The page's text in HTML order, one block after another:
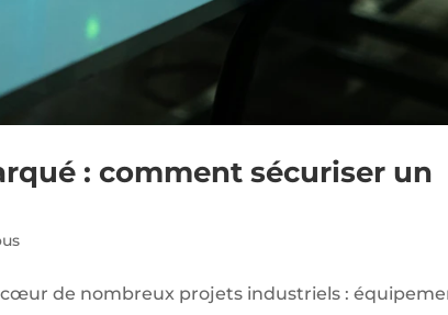
: comment sécuriser un
de nombreux projets industriels :